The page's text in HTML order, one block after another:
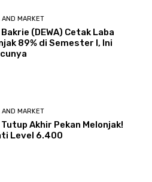
AND MARKET
(DEWA) Cetak Laba
89% di Semester I, Ini
AND MARKET
Tutup Akhir Pekan Melonjak!
Level 6.400